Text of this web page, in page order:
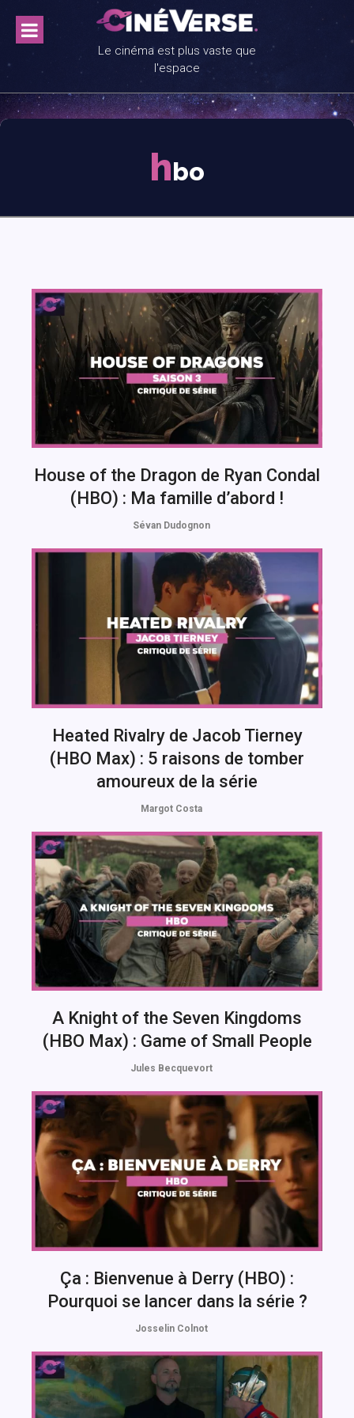
content
Le cinéma est plus vaste que
l'espace
hbo
House of the Dragon de Ryan Condal
(HBO) : Ma famille d’abord !
Sévan Dudognon
Heated Rivalry de Jacob Tierney
(HBO Max) : 5 raisons de tomber
amoureux de la série
Margot Costa
A Knight of the Seven Kingdoms
(HBO Max) : Game of Small People
Jules Becquevort
Ça : Bienvenue à Derry (HBO) :
Pourquoi se lancer dans la série ?
Josselin Colnot